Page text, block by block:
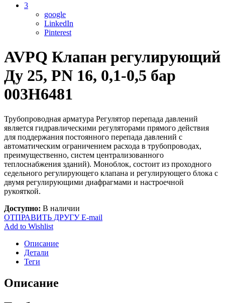
3
google
LinkedIn
Pinterest
AVPQ Клапан регулирующий
Ду 25, PN 16, 0,1-0,5 бар
003H6481
Трубопроводная арматура Регулятор перепада давлений
является гидравлическими регуляторами прямого действия
для поддержания постоянного перепада давлений с
автоматическим ограничением расхода в трубопроводах,
преимущественно, систем централизованного
теплоснабжения зданий). Моноблок, состоит из проходного
седельного регулирующего клапана и регулирующего блока с
двумя регулирующими диафрагмами и настроечной
рукояткой.
Доступно: В наличии
ОТПРАВИТЬ ДРУГУ E-mail
Add to Wishlist
Описание
Детали
Теги
Описание